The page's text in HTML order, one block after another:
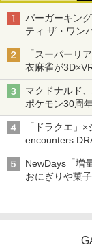
バーガーキン
ティ ザ・ワン
「特製ガーリ
「スーパーリ
衣麻雀が
発売から2週間
マクドナルド
ポケモン30周
「ドラクエ」
encounters
アイスカップ
オリジナルア
NewDays「増
おにぎりや菓